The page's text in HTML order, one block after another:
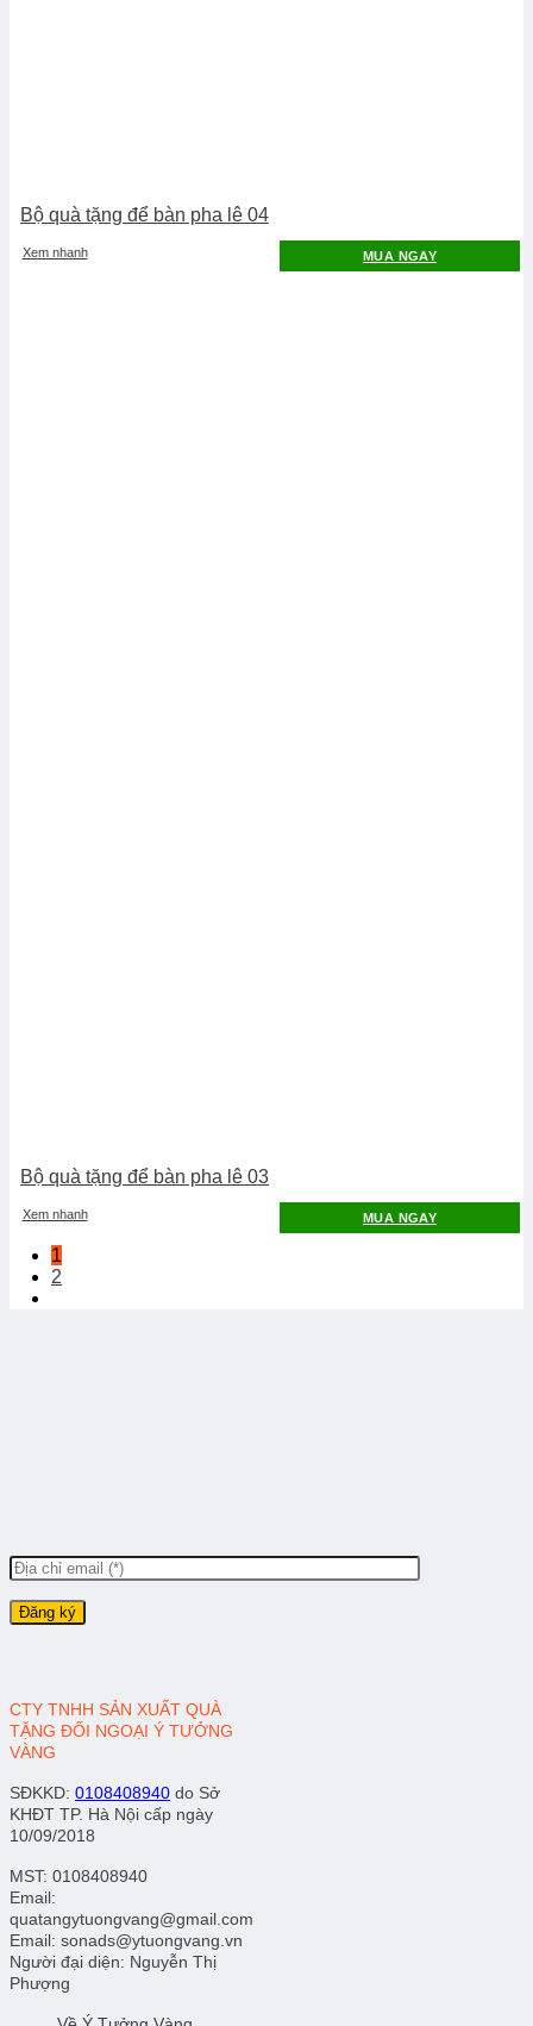
Bộ quà tặng để bàn pha lê 04
MUA NGAY
Xem nhanh
Bộ quà tặng để bàn pha lê 03
MUA NGAY
Xem nhanh
1
2
CTY TNHH SẢN XUẤT QUÀ
TẶNG ĐỐI NGOẠI Ý TƯỞNG
VÀNG
SĐKKD: 0108408940 do Sở
KHĐT TP. Hà Nội cấp ngày
10/09/2018
MST: 0108408940
Email:
quatangytuongvang@gmail.com
Email: sonads@ytuongvang.vn
Người đại diện: Nguyễn Thị
Phượng